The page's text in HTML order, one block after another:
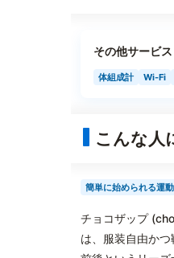
その他サービス
体組成計 Wi-Fi
こんな人
簡単に始められる運
チョコザップ
は、服装自由か